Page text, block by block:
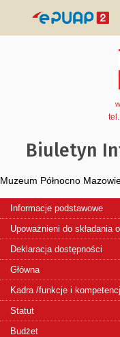
Biuletyn
Muzeum Północno
Informacje podstawowe
Upoważnieni do składania
Deklaracja dostępności
Główna
Kadra /funkcje i
Statut
Budżet